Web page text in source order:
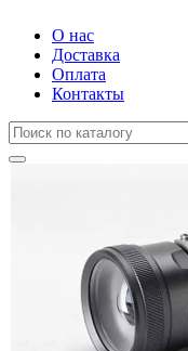
О нас
Доставка
Оплата
Контакты